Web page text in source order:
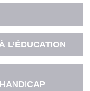
L’ÉDUCATION